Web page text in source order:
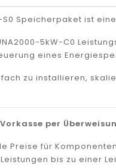
S0 Speicherpaket ist
5kW-C0
eines
zu installieren,
per
Preise für
bis zu einer